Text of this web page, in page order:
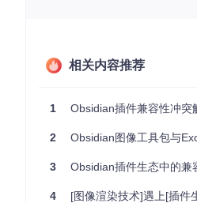
两个插件的事件处理流程在
Excalidraw在页面加载时
当用户双击Excalidraw图
相关内容推荐
1 Obsidian插件兼容性冲突解决
2 Obsidian图像工具包与
3 Obsidian插件生态中的兼容性
4 [图像渲染技术]遇上[插件生态协